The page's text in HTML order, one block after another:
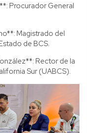
Procurador General
Magistrado del
de BCS.
Rector de la
Sur (UABCS).